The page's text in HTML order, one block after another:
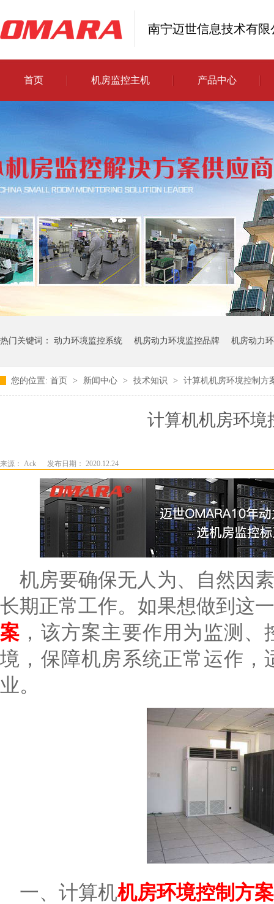
南宁迈世信息技术有限
首页 机房监控主机 产品中心
热门关键词： 动力环境监控系统 机房动力环境监控品牌 机房动力
您的位置: 首页 > 新闻中心 > 技术知识 > 计算机机房环境控制方
计算机机房环境
来源： Ack 发布日期： 2020.12.24
机房要确保无人为、自然因
长期正常工作。如果想做到这
案 ，该方案主要作用为监测
境，保障机房系统正常运作
业。
一、计算机机房环境控制方案